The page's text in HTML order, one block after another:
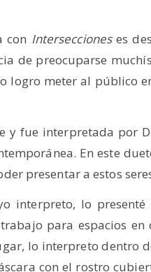
con Interseccioneses
de preocuparse
logro meter al público
y fue interpretada por
En este
presentar a estos
interpreto, lo
para espacios
lo interpreto dentro
con el rostro